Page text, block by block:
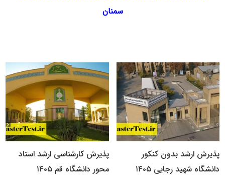
سمنان
پذیرش ارشد بدون کنکور
دانشگاه شهید رجایی ۱۴۰۵
پذیرش کارشناسی ارشد استاد
محور دانشگاه قم ۱۴۰۵